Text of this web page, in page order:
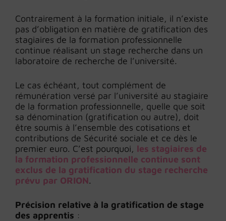
Contrairement à la formation initiale, il n’existe
pas d’obligation en matière de gratification des
stagiaires de la formation professionnelle
continue réalisant un stage recherche dans un
laboratoire de recherche de l’université.
Le cas échéant, tout complément de
rémunération versé par l’université au stagiaire
de la formation professionnelle, quelle que soit
sa dénomination (gratification ou autre), doit
être soumis à l’ensemble des cotisations et
contributions de Sécurité sociale et ce dès le
premier euro. C’est pourquoi, les stagiaires de
la formation professionnelle continue sont
exclus de la gratification du stage recherche
prévu par ORION.
Précision relative à la gratification de stage
des apprentis :